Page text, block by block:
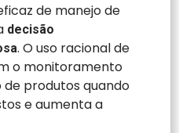
de manejo de
decisão
. O uso racional de
o monitoramento
produtos quando
e aumenta a